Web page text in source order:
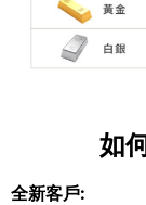
如
全新客戶: